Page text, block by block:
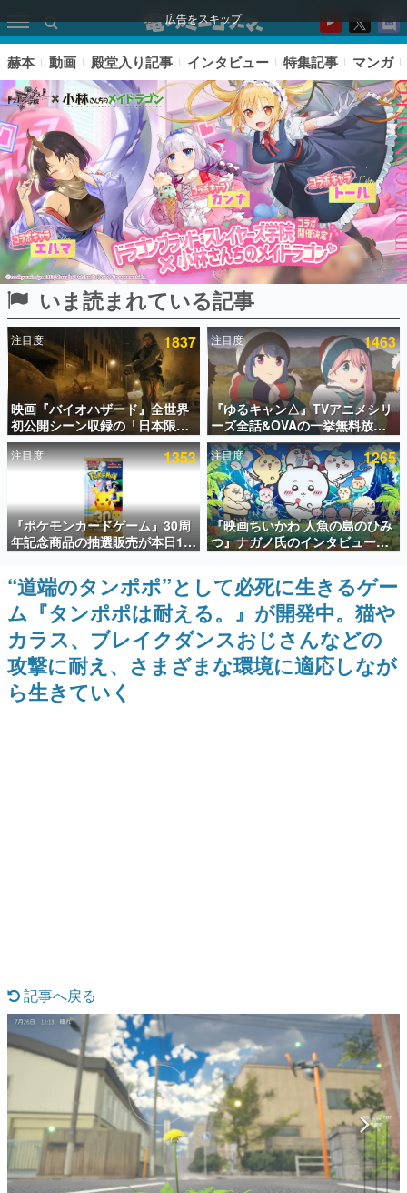
広告をスキップ
ピックアップ
電ファミのいま読まれている記事ランキング
アプリセール情報
インタビュー
連載・特集一覧
殿堂入り記事
SNS拡散数が数千以上！ ページビュー数万以上！ などな
ど。多くの人々に読まれた、電ファミ渾身の“殿堂入り”記
事をまとめました。
ゲームの企画書
名作ゲームクリエイターの方々に製作時のエピソードをお
聞きし、ヒットする企画（ゲーム）とは何か？を探ってい
きます。
この物語を解いてはいけない。『赫本』は、〈試験問題〉
の形をした短編ホラー小説集です。
なんでゲームは面白い？
ゲーム開発者・hamatsu氏がゲームの魅力を画面や操作の
具体的な形から解き明かしていく、硬派で骨太な評論連載
です。
ゲームが変えた日本語
「経験値」「裏技」「ラスボス」… ゲームにまつわる言葉
の起源や用法の変遷を、コンピューター文化史研究家・タ
イニーP氏が徹底調査。
カテゴリ
赫本 動画 殿堂入り記事 インタビュー 特集記事 マンガ
いま読まれている記事
注目度 1837
映画『バイオハザード』全世界
初公開シーン収録の「日本限
定」予告映像が解禁。バイオの
日（8月10日）にあわせて、
「ラクーンシティ総合病院」へ
行く配達人の姿が披露
注目度 1463
『ゆるキャン△』TVアニメシリ
ーズ全話&OVAの一挙無料放送
がABEMAで開催決定。8月11日
「山の日」の午前0時から実施
注目度 1353
『ポケモンカードゲーム』30周
年記念商品の抽選販売が本日12
時より開始。拡張パック「30th
CELEBRATION」のボックス
に、「プレミアムデッキセット
エーフィ・ブラッキー」
「FUTURISTIC BOX」の計3商
品
注目度 1265
『映画ちいかわ 人魚の島のひみ
つ』ナガノ氏のインタビューが
解禁。もしまた映画をやれるな
ら「島二郎とオデが取っ組み合
いの喧嘩をする話」にしたいと
“道端のタンポポ”として必死に生きるゲー
ム『タンポポは耐える。』が開発中。猫や
カラス、ブレイクダンスおじさんなどの
攻撃に耐え、さまざまな環境に適応しなが
ら生きていく
記事へ戻る